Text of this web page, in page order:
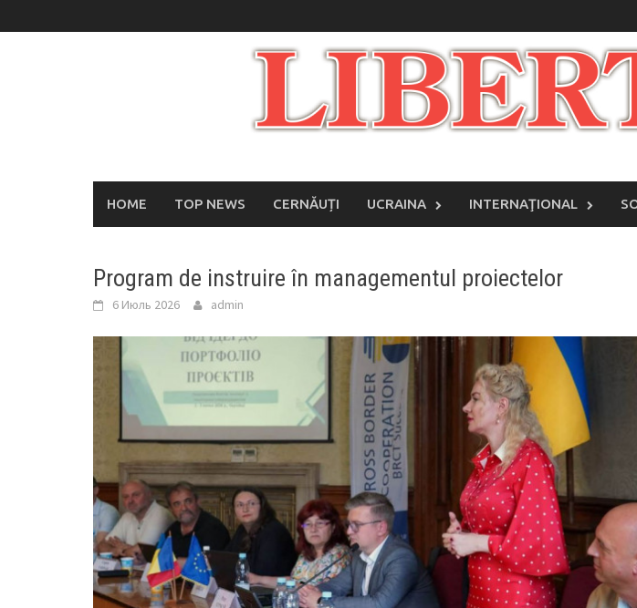
to
HOME TOP NEWS CERNĂUȚI UCRAINA INTERNAŢIONAL
Program de instruire în managementul proiectelor
6 Июль 2026 admin